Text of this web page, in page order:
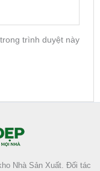
trình duyệt này
Nhà Sản Xuất. Đối tác